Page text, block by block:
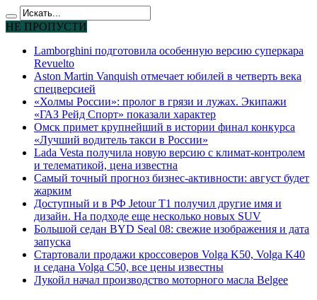
НЕ ПРОПУСТИ
Lamborghini подготовила особенную версию суперкара
Revuelto
Aston Martin Vanquish отмечает юбилей в четверть века
спецверсией
«Холмы России»: пролог в грязи и лужах. Экипажи
«ГАЗ Рейд Спорт» показали характер
Омск примет крупнейший в истории финал конкурса
«Лучший водитель такси в России»
Lada Vesta получила новую версию с климат-контролем
и телематикой, цена известна
Самый точный прогноз бизнес-активности: август будет
жарким
Доступный и в РФ Jetour T1 получил другие имя и
дизайн. На подходе еще несколько новых SUV
Большой седан BYD Seal 08: свежие изображения и дата
запуска
Стартовали продажи кроссоверов Volga K50, Volga K40
и седана Volga C50, все цены известны
Лукойл начал производство моторного масла Belgee